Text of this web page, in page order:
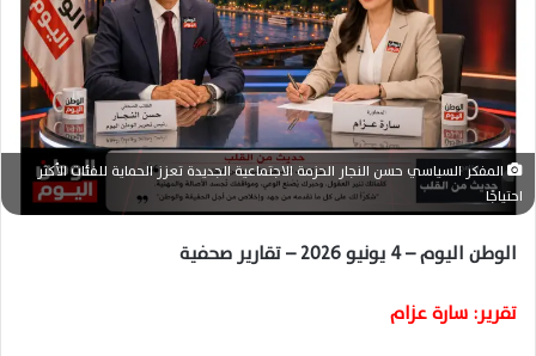
ي
د
ا
إ
ل
ك
و
ي
المفكر السياسي حسن النجار الحزمة الاجتماعية الجديدة تعزز الحماية للفئات الأكثر
احتياجًا
الوطن اليوم – 4 يونيو 2026 – تقارير صحفية
تقرير: سارة عزام